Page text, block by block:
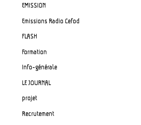
EMISSION
Emissions Radio Cefod
FLASH
Formation
Info-générale
LE JOURNAL
projet
Recrutement